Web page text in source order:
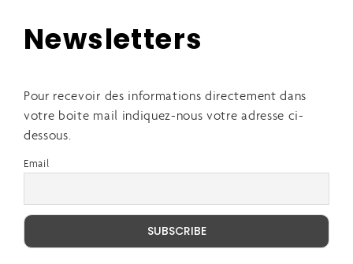
Newsletters
Pour recevoir des informations directement dans
votre boite mail indiquez-nous votre adresse ci-
dessous.
Email